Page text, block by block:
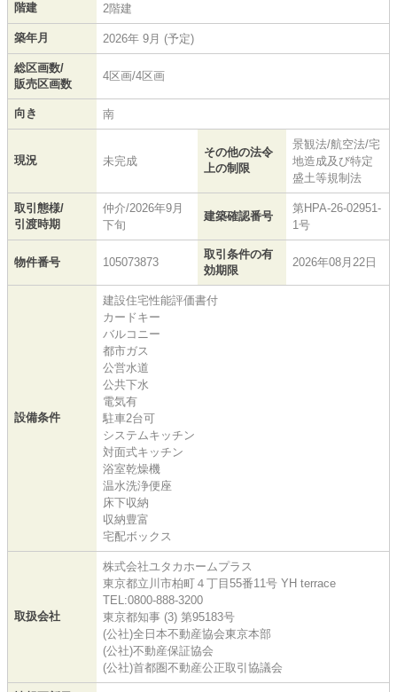
階建 2階建
築年月 2026年 9月 (予定)
総区画数/
販売区画数
4区画/4区画
向き 南
現況 未完成
その他の法令
上の制限
景観法/航空法/宅
地造成及び特定
盛土等規制法
取引態様/
引渡時期
仲介/2026年9月
下旬
建築確認番号
第HPA-26-02951-
1号
物件番号 105073873
取引条件の有
効期限
2026年08月22日
設備条件
建設住宅性能評価書付
カードキー
バルコニー
都市ガス
公営水道
公共下水
電気有
駐車2台可
システムキッチン
対面式キッチン
浴室乾燥機
温水洗浄便座
床下収納
収納豊富
宅配ボックス
取扱会社
株式会社ユタカホームプラス
東京都立川市柏町４丁目55番11号 YH terrace
TEL:0800-888-3200
東京都知事 (3) 第95183号
(公社)全日本不動産協会東京本部
(公社)不動産保証協会
(公社)首都圏不動産公正取引協議会